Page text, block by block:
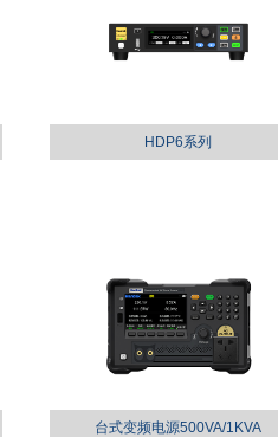
HDP6系列
台式变频电源500VA/1KVA